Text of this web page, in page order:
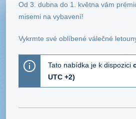
Od 3. dubna do 1. května vám
misemi na vybavení!
Vykrmte své oblíbené válečné
Tato nabídka je k dispozici
UTC +2)